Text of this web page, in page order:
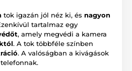
tok igazán jól néz ki, és nagyon
tartalmaz egy
, amely megvédi a kamera
. A tok többféle színben
. A valóságban a kivágások